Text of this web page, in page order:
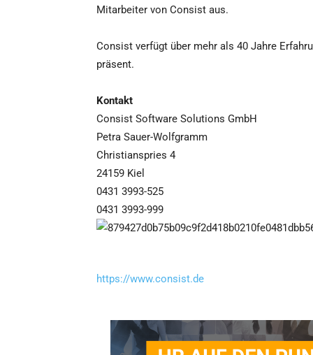
Mitarbeiter von Consist aus.
Consist verfügt über mehr als 40 Jahre
präsent.
Kontakt
Consist Software Solutions GmbH
Petra Sauer-Wolfgramm
Christianspries 4
24159 Kiel
0431 3993-525
0431 3993-999
https://www.consist.de